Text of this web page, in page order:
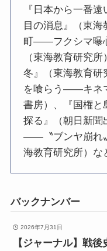
『日本から一番
目の消息』（東
町――フクシマ曝
（東海教育研究
冬』（東海教育研
を喰らう――キネ
書房）、『国権
探る』（朝日新聞
――〝ブンヤ崩れ
海教育研究所）な
バックナンバー
2026年7月31日
【ジャーナル】戦